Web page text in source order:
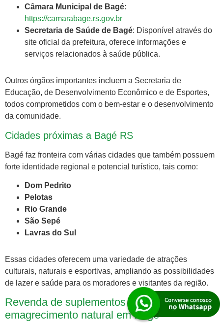
Câmara Municipal de Bagé:
https://camarabage.rs.gov.br
Secretaria de Saúde de Bagé: Disponível através do
site oficial da prefeitura, oferece informações e
serviços relacionados à saúde pública.
Outros órgãos importantes incluem a Secretaria de
Educação, de Desenvolvimento Econômico e de Esportes,
todos comprometidos com o bem-estar e o desenvolvimento
da comunidade.
Cidades próximas a Bagé RS
Bagé faz fronteira com várias cidades que também possuem
forte identidade regional e potencial turístico, tais como:
Dom Pedrito
Pelotas
Rio Grande
São Sepé
Lavras do Sul
Essas cidades oferecem uma variedade de atrações
culturais, naturais e esportivas, ampliando as possibilidades
de lazer e saúde para os moradores e visitantes da região.
Revenda de suplementos de
emagrecimento natural em Bagé